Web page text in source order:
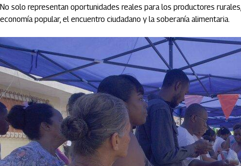
No solo representan oportunidades reales para los productores
economía popular, el encuentro ciudadano y la soberanía alimentaria.